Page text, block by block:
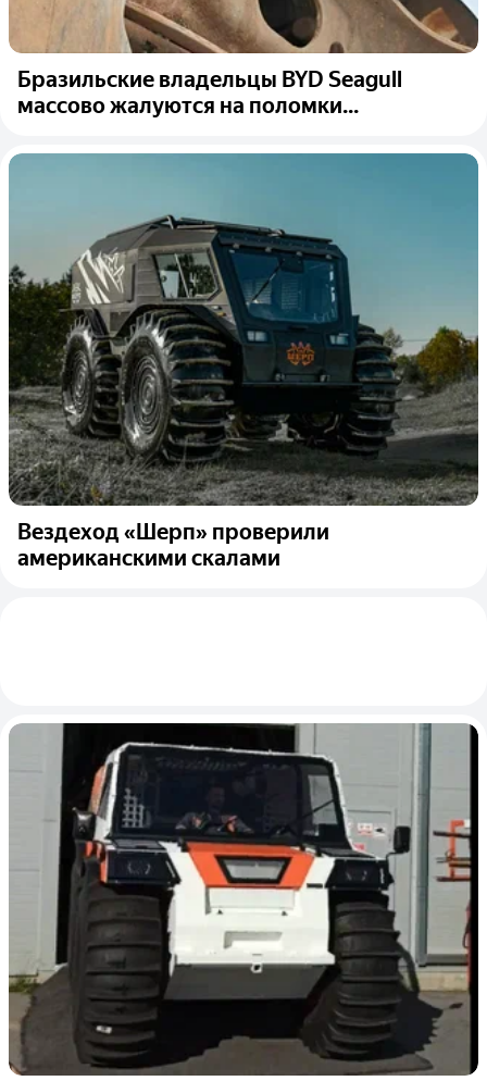
Бразильские владельцы BYD Seagull
массово жалуются на поломки...
Вездеход «Шерп» проверили
американскими скалами